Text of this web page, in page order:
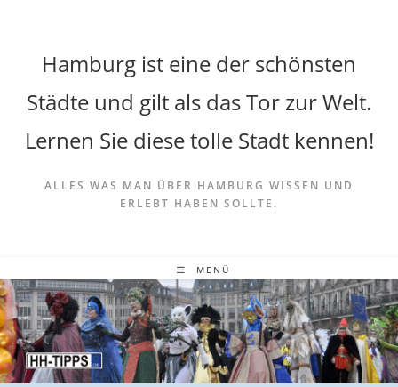
Hamburg ist eine der schönsten
Städte und gilt als das Tor zur Welt.
Lernen Sie diese tolle Stadt kennen!
ALLES WAS MAN ÜBER HAMBURG WISSEN UND
ERLEBT HABEN SOLLTE.
MENÜ